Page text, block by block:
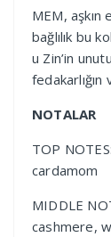
MEM,
bağlılık bu
u Zin’in
NOTALAR
TOP
cardamom
MIDDLE
cashmere,